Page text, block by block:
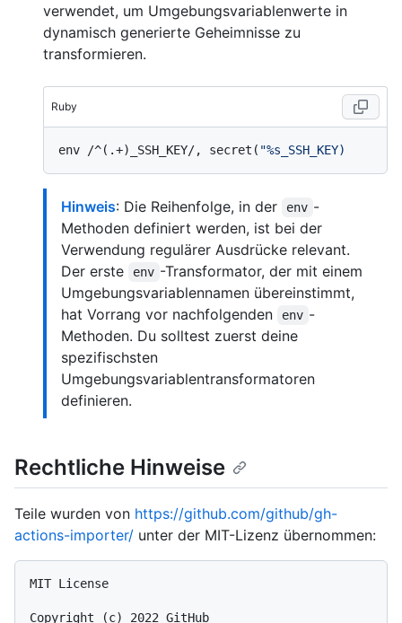
verwendet, um Umgebungsvariablenwerte in
dynamisch generierte Geheimnisse zu
transformieren.
Ruby
env /^(.+)_SSH_KEY/, secret(
Hinweis: Die Reihenfolge, in der env -
Methoden definiert werden, ist bei der
Verwendung regulärer Ausdrücke relevant.
Der erste
env -Transformator, der mit einem
Umgebungsvariablennamen übereinstimmt,
hat Vorrang vor nachfolgenden
env -
Methoden. Du solltest zuerst deine
spezifischsten
Umgebungsvariablentransformatoren
definieren.
Rechtliche Hinweise
Teile wurden von https://github.com/github/gh-
actions-importer/ unter der MIT-Lizenz übernommen:
MIT License
Copyright (c) 2022 GitHub